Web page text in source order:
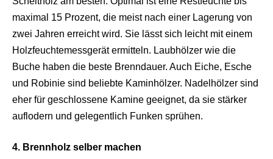
maximal 15 Prozent, die meist nach einer Lagerung von
zwei Jahren erreicht wird. Sie lässt sich leicht mit einem
Holzfeuchtemessgerät ermitteln. Laubhölzer wie die
Buche haben die beste Brenndauer. Auch Eiche, Esche
und Robinie sind beliebte Kaminhölzer. Nadelhölzer sind
eher für geschlossene Kamine geeignet, da sie stärker
auflodern und gelegentlich Funken sprühen.
4. Brennholz selber machen